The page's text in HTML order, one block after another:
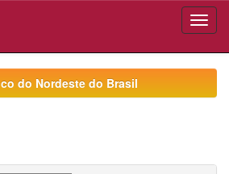
do Nordeste do Brasil